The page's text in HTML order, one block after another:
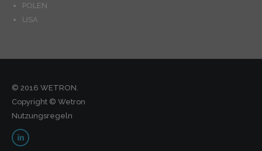
POLEN
USA
© 2016 WETRON.
Copyright © Wetron
Nutzungsregeln